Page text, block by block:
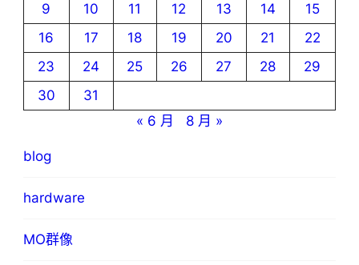
9
10 11 12 13 14
15
16
17 18 19 20 21
22
23
24 25 26 27 28
29
30
31
« 6 月
8 月 »
blog
hardware
MO群像